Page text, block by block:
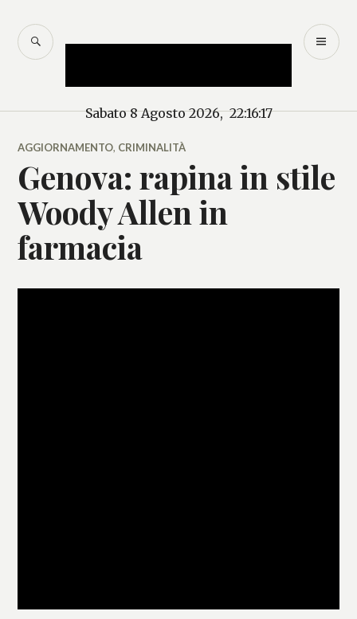
contenuto
Sabato 8 Agosto 2026, 22:16:17
Mercurio – Il "dio"
CERCA
AGGIORNAMENTO, CRIMINALITÀ
Genova: rapina in stile
Woody Allen in
farmacia